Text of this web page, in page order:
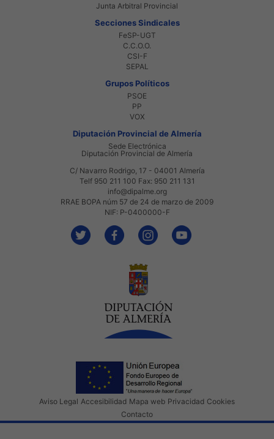
Junta Arbitral Provincial
Secciones Sindicales
FeSP-UGT
C.C.O.O.
CSI-F
SEPAL
Grupos Políticos
PSOE
PP
VOX
Diputación Provincial de Almería
Sede Electrónica
Diputación Provincial de Almería
C/ Navarro Rodrigo, 17 - 04001 Almería
Telf 950 211 100 Fax: 950 211 131
info@dipalme.org
RRAE BOPA núm 57 de 24 de marzo de 2009
NIF: P-0400000-F
Aviso Legal Accesibilidad Mapa web Privacidad Cookies
Contacto